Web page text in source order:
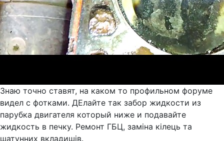
Знаю точно ставят, на каком то профильном форуме
видел с фотками. ДЕлайте так забор жидкости из
парубка двигателя который ниже и подавайте
жидкость в печку. Ремонт ГБЦ, заміна кілець та
шатунних вкладишів.